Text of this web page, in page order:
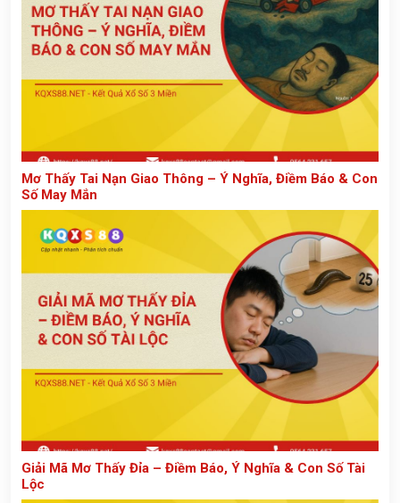
Mơ Thấy Tai Nạn Giao Thông – Ý Nghĩa, Điềm Báo & Con
Số May Mắn
Giải Mã Mơ Thấy Đỉa – Điềm Báo, Ý Nghĩa & Con Số Tài
Lộc